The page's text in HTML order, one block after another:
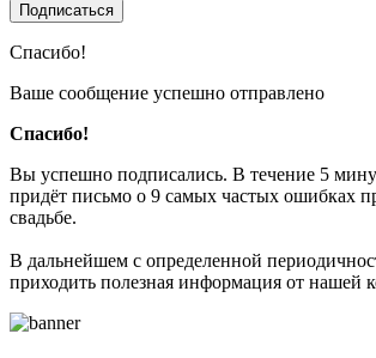
Подписаться
Спасибо!
Ваше сообщение успешно отправлено
Спасибо!
Вы успешно подписались. В течение 5
придёт письмо о 9 самых частых ошибках
свадьбе.
В дальнейшем с определенной
приходить полезная информация от нашей